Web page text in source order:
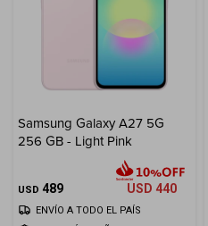
Samsung Galaxy A27 5G
256 GB - Light Pink
USD 489 USD 440
ENVÍO A TODO EL PAÍS